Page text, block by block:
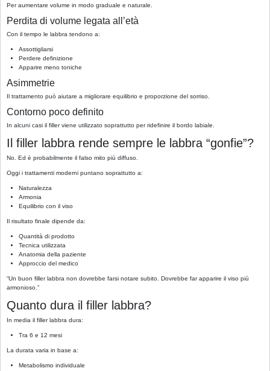
Per aumentare volume in modo graduale e naturale.
Perdita di volume legata all’età
Con il tempo le labbra tendono a:
Assottigliarsi
Perdere definizione
Apparire meno toniche
Asimmetrie
Il trattamento può aiutare a migliorare equilibrio e proporzione del sorriso.
Contorno poco definito
In alcuni casi il filler viene utilizzato soprattutto per ridefinire il bordo labiale.
Il filler labbra rende sempre le labbra “gonfie”?
No. Ed è probabilmente il falso mito più diffuso.
Oggi i trattamenti moderni puntano soprattutto a:
Naturalezza
Armonia
Equilibrio con il viso
Il risultato finale dipende da:
Quantità di prodotto
Tecnica utilizzata
Anatomia della paziente
Approccio del medico
“Un buon filler labbra non dovrebbe farsi notare subito. Dovrebbe far apparire il viso più
armonioso.”
Quanto dura il filler labbra?
In media il filler labbra dura:
Tra 6 e 12 mesi
La durata varia in base a:
Metabolismo individuale